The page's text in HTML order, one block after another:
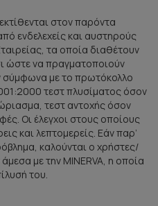
στον παρόντα
ενδελεχείς και αυστηρούς
τα οποία διαθέτουν
ώστε να πραγματοποιούν
με το πρωτόκολλο
τεστ πλυσίματος όσον
τεστ αντοχής όσον
Οι έλεγχοι στους οποίους
και λεπτομερείς. Εάν παρ’
καλούνται ο χρήστες/
με την MINERVA, η οποία
του.